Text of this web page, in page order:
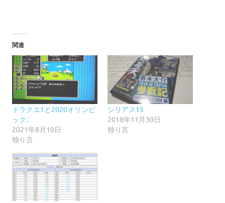
関連
ドラクエ1と2020オリンピ
ック。
2021年8月10日
独り言
シリアス15
2018年11月30日
独り言